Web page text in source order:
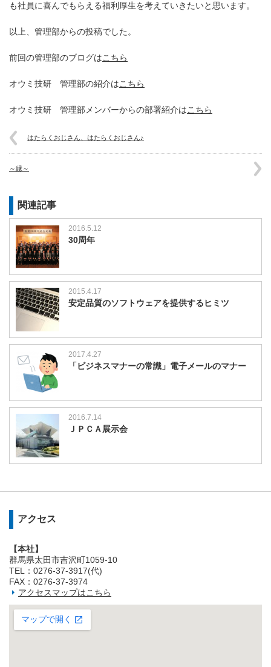
も社員に喜んでもらえる福利厚生を考えていきたいと思います。
以上、管理部からの投稿でした。
前回の管理部のブログはこちら
オウミ技研 管理部の紹介はこちら
オウミ技研 管理部メンバーからの部署紹介はこちら
はたらくおじさん、はたらくおじさん♪
～縁～
関連記事
2016.5.12
30周年
2015.4.17
安定品質のソフトウェアを提供するヒミツ
2017.4.27
「ビジネスマナーの常識」電子メールのマナー
2016.7.14
ＪＰＣＡ展示会
アクセス
【本社】
群馬県太田市吉沢町1059-10
TEL：0276-37-3917(代)
FAX：0276-37-3974
アクセスマップはこちら